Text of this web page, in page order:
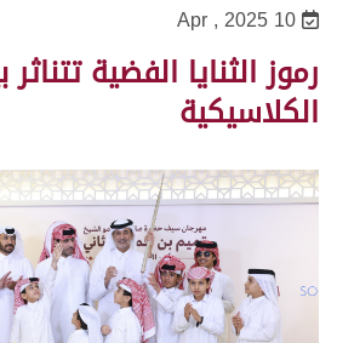
10 Apr , 2025
رموز الثنايا الفضية
الكلاسيكية